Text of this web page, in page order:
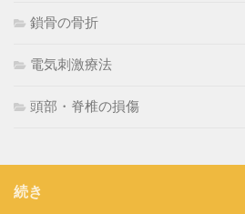
鎖骨の骨折
電気刺激療法
頭部・脊椎の損傷
続き